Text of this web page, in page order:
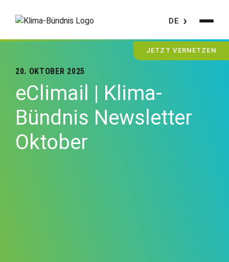
DE
JETZT VERNETZEN
20. OKTOBER 2025
eClimail | Klima-
Bündnis Newsletter
Oktober